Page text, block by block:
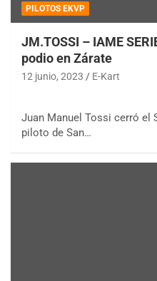
PILOTOS EKVP
JM.TOSSI – IAME
podio en Zárate
12 junio, 2023 E-Kart
Juan Manuel Tossi cerró el
piloto de San…